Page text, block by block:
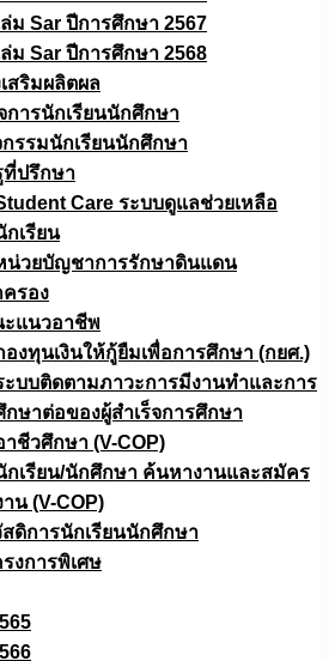
ล่ม Sar ปีการศึกษา 2567
ล่ม Sar ปีการศึกษา 2568
สริมผลิตผล
ารนักเรียนนักศึกษา
กรรมนักเรียนนักศึกษา
ที่ปรึกษา
Care ระบบดูแลช่วยเหลือ
กเรียน
น่วยบัญชาการรักษาดินแดน
รอง
ะแนวอาชีพ
องทุนเงินให้กู้ยืมเพื่อการศึกษา (กยศ.)
ะบบติดตามภาวะการมีงานทำและการ
กษาต่อของผู้สำเร็จการศึกษา
าชีวศึกษา (V-COP)
กเรียน/นักศึกษา ค้นหางานและสมัคร
าน (V-COP)
สดิการนักเรียนนักศึกษา
งการพิเศษ